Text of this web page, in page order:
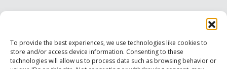
To provide the best experiences, we use technologies like cookies to
store and/or access device information. Consenting to these
technologies will allow us to process data such as browsing behavior or
Ruokailu
Nähtävyydet